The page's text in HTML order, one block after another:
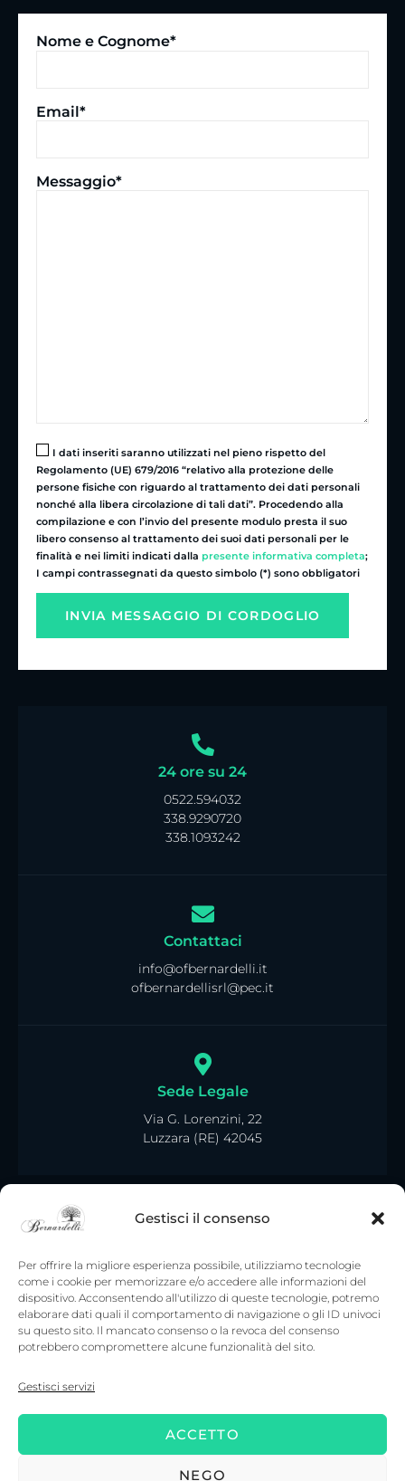
Gestisci il consenso
Per offrire la migliore esperienza possibile, utilizziamo tecnologie
come i cookie per memorizzare e/o accedere alle informazioni del
dispositivo. Acconsentendo all'utilizzo di queste tecnologie, potremo
elaborare dati quali il comportamento di navigazione o gli ID univoci
su questo sito. Il mancato consenso o la revoca del consenso
potrebbero compromettere alcune funzionalità del sito.
Gestisci servizi
ACCETTO
NEGO
Nome e Cognome*
Email*
Messaggio*
I dati inseriti saranno utilizzati nel pieno rispetto del
Regolamento (UE) 679/2016 “relativo alla protezione delle
persone fisiche con riguardo al trattamento dei dati personali
nonché alla libera circolazione di tali dati”. Procedendo alla
compilazione e con l’invio del presente modulo presta il suo
libero consenso al trattamento dei suoi dati personali per le
finalità e nei limiti indicati dalla presente informativa completa;
I campi contrassegnati da questo simbolo (*) sono obbligatori
24 ore su 24
0522.594032
338.9290720
338.1093242
Contattaci
info@ofbernardelli.it
ofbernardellisrl@pec.it
Sede Legale
Via G. Lorenzini, 22
Luzzara (RE) 42045
Copyright © 2022. Tutti i diritti riservati – Onoranze